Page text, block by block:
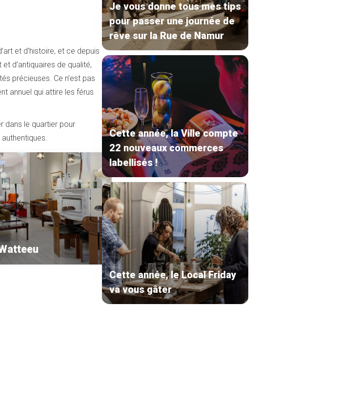
et d’histoire, et ce depuis
d’antiquaires de qualité,
précieuses. Ce n’est pas
annuel qui attire les férus
dans le quartier pour
Je vous donne tous mes tips
pour passer une journée de
rêve sur la Rue de Namur
Cette année, la Ville compte
22 nouveaux commerces
labellisés !
Cette année, le Local Friday
va vous gâter